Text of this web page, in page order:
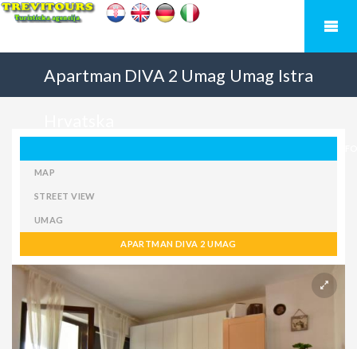
Apartman DIVA 2 Umag Umag Istra
MAP
STREET VIEW
UMAG
APARTMAN DIVA 2 UMAG